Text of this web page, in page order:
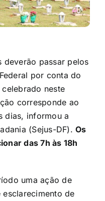
deverão passar pelos
por conta do
neste
corresponde ao
dias, informou a
(Sejus-DF).Os
das 7h às 18h
uma ação de
de